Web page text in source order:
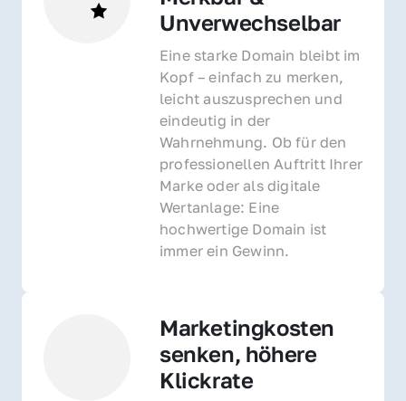
Unverwechselbar
Eine starke Domain bleibt im
Kopf – einfach zu merken,
leicht auszusprechen und
eindeutig in der
Wahrnehmung. Ob für den
professionellen Auftritt Ihrer
Marke oder als digitale
Wertanlage: Eine
hochwertige Domain ist
immer ein Gewinn.
Marketingkosten
senken, höhere
Klickrate